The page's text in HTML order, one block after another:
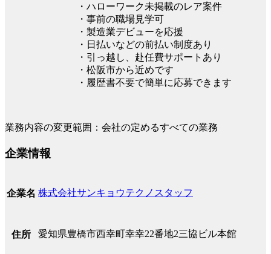
・ハローワーク未掲載のレア案件
・事前の職場見学可
・製造業デビューを応援
・日払いなどの前払い制度あり
・引っ越し、赴任費サポートあり
・松阪市から近めです
・履歴書不要で簡単に応募できます
業務内容の変更範囲：会社の定めるすべての業務
企業情報
企業名 株式会社サンキョウテクノスタッフ
住所 愛知県豊橋市西幸町幸幸22番地2三協ビル本館